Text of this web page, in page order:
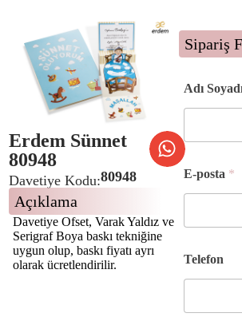
Erdem Sünnet
80948
Davetiye Kodu:80948
Açıklama
Davetiye Ofset, Varak Yaldız ve
Serigraf Boya baskı tekniğine
uygun olup, baskı fiyatı ayrı
olarak ücretlendirilir.
Sipariş
Adı
Ş
e
h
o
y
a
ı
E-posta *
Telefon